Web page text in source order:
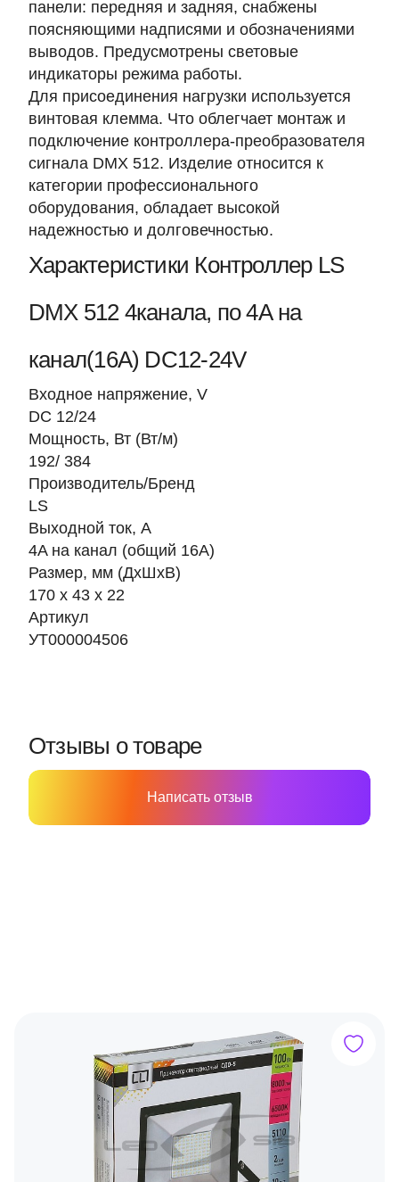
панели: передняя и задняя, снабжены
поясняющими надписями и обозначениями
выводов. Предусмотрены световые
индикаторы режима работы.
Для присоединения нагрузки используется
винтовая клемма. Что облегчает монтаж и
подключение контроллера-преобразователя
сигнала DMX 512. Изделие относится к
категории профессионального
оборудования, обладает высокой
надежностью и долговечностью.
Характеристики Контроллер LS
DMX 512 4канала, по 4А на
канал(16А) DC12-24V
Входное напряжение, V
DC 12/24
Мощность, Вт (Вт/м)
192/ 384
Производитель/Бренд
LS
Выходной ток, А
4A на канал (общий 16A)
Размер, мм (ДхШхВ)
170 х 43 х 22
Артикул
УТ000004506
Отзывы о товаре
Написать отзыв